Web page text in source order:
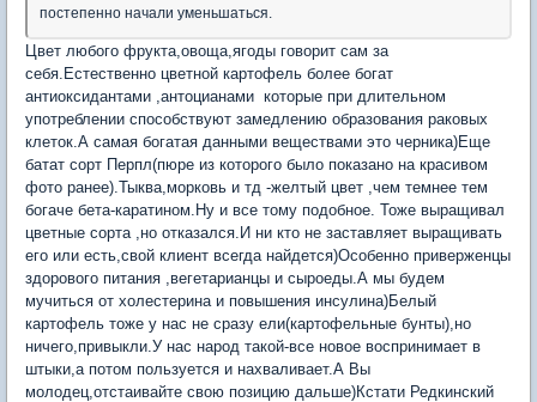
постепенно начали уменьшаться.
Цвет любого фрукта,овоща,ягоды говорит сам за
себя.Естественно цветной картофель более богат
антиоксидантами ,антоцианами которые при длительном
употреблении способствуют замедлению образования раковых
клеток.А самая богатая данными веществами это черника)Еще
батат сорт Перпл(пюре из которого было показано на красивом
фото ранее).Тыква,морковь и тд -желтый цвет ,чем темнее тем
богаче бета-каратином.Ну и все тому подобное. Тоже выращивал
цветные сорта ,но отказался.И ни кто не заставляет выращивать
его или есть,свой клиент всегда найдется)Особенно приверженцы
здорового питания ,вегетарианцы и сыроеды.А мы будем
мучиться от холестерина и повышения инсулина)Белый
картофель тоже у нас не сразу ели(картофельные бунты),но
ничего,привыкли.У нас народ такой-все новое воспринимает в
штыки,а потом пользуется и нахваливает.А Вы
молодец,отстаивайте свою позицию дальше)Кстати Редкинский